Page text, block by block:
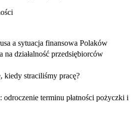
a sytuacja finansowa Polaków
na działalność przedsiębiorców
kiedy straciliśmy pracę?
odroczenie terminu płatności pożyczki i